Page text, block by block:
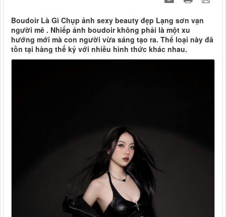
Boudoir Là Gì Chụp ảnh sexy beauty đẹp Lạng sơn vạn
người mê . Nhiếp ảnh boudoir không phải là một xu
hướng mới mà con người vừa sáng tạo ra. Thể loại này đã
tồn tại hàng thế kỷ với nhiều hình thức khác nhau.